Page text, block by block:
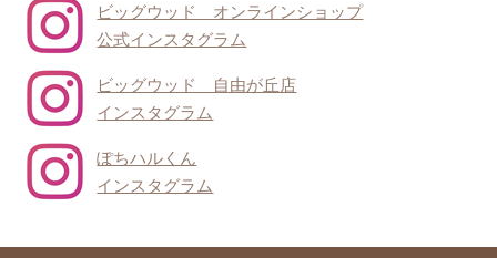
ビッグウッド オンラインショップ
公式インスタグラム
ビッグウッド 自由が丘店
インスタグラム
ぽちハルくん
インスタグラム